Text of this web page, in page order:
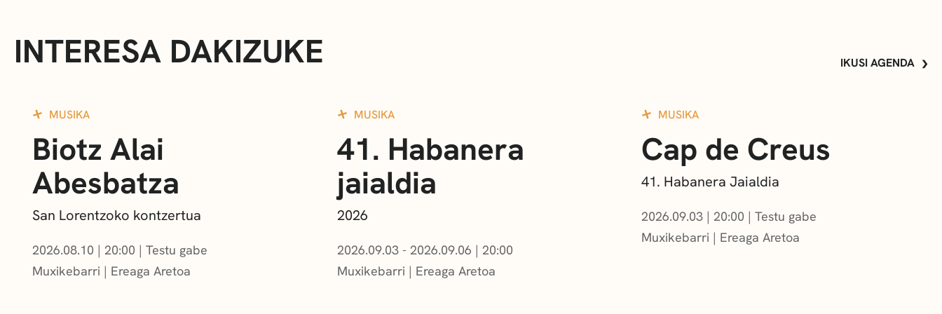
INTERESA DAKIZUKE IKUSI AGENDA
MUSIKA
Biotz Alai
Abesbatza
San Lorentzoko kontzertua
2026.08.10 | 20:00
Testu gabe
Muxikebarri | Ereaga Aretoa
MUSIKA
41. Habanera
jaialdia
2026
2026.09.03 - 2026.09.06 | 20:00
Muxikebarri | Ereaga Aretoa
MUSIKA
Cap de Creus
41. Habanera Jaialdia
2026.09.03 | 20:00
Testu gabe
Muxikebarri | Ereaga Aretoa